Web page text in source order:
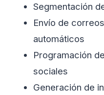
Segmentación
Envío de
automáticos
Programación
sociales
Generación de